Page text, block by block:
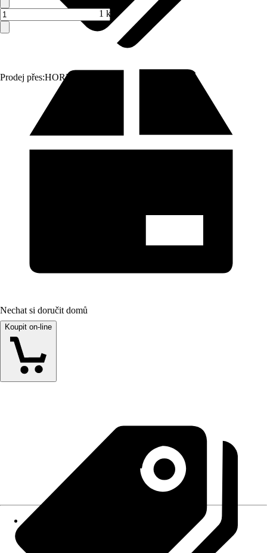
Prodej přes:HORNBACH
1 ks
Nechat si doručit domů
Koupit on-line